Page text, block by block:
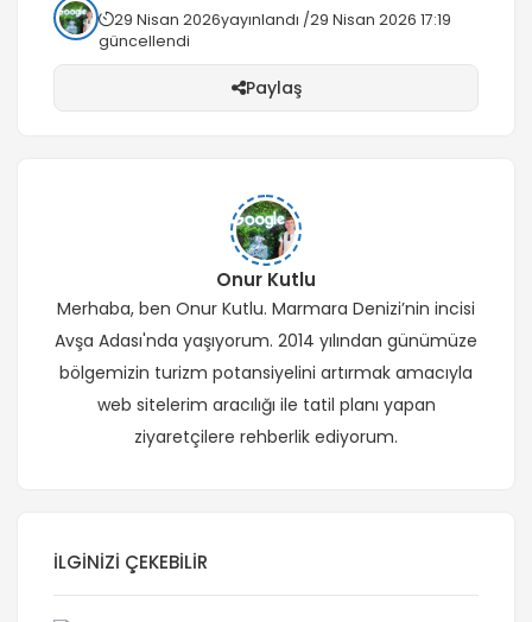
29 Nisan 2026yayınlandı /29 Nisan 2026 17:19
güncellendi
Paylaş
Onur Kutlu
Merhaba, ben Onur Kutlu. Marmara Denizi’nin incisi
Avşa Adası'nda yaşıyorum. 2014 yılından günümüze
bölgemizin turizm potansiyelini artırmak amacıyla
web sitelerim aracılığı ile tatil planı yapan
ziyaretçilere rehberlik ediyorum.
İLGINIZI ÇEKEBILIR